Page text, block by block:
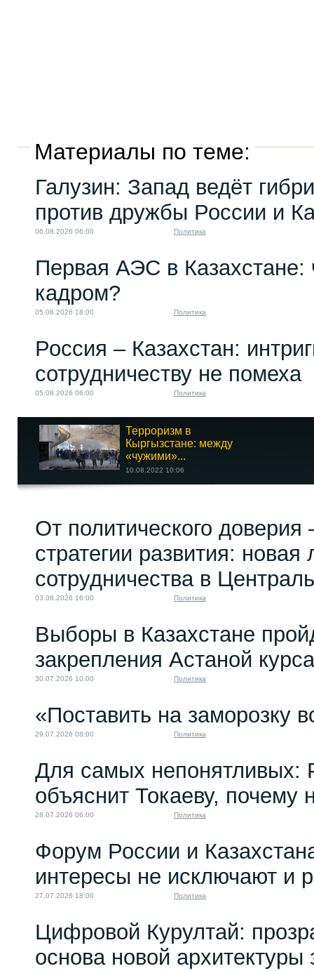
Материалы по теме:
Галузин: Запад ведёт
против дружбы России и
06.08.2026 06:00 Политика
Первая АЭС в Казахстане:
кадром?
05.08.2026 18:00 Политика
Россия – Казахстан:
сотрудничеству не помеха
05.08.2026 06:00 Политика
Терроризм в
Кыргызстане: между
«чужими»...
10.08.2022 10:06
«планах захвата...
От политического
стратегии развития: новая
сотрудничества в
03.08.2026 16:00 Политика
Выборы в Казахстане
закрепления Астаной
30.07.2026 10:00 Политика
«Поставить на заморозку
29.07.2026 08:00 Политика
Для самых непонятливых:
объяснит Токаеву,
28.07.2026 06:00 Политика
Форум России и
интересы не исключают и
27.07.2026 18:00 Политика
Цифровой Курултай:
основа новой архитектуры